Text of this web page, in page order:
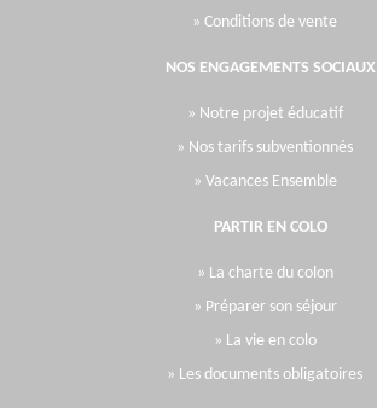
» Conditions de vente
NOS ENGAGEMENTS SOCIAUX
» Notre projet éducatif
» Nos tarifs subventionnés
» Vacances Ensemble
PARTIR EN COLO
» La charte du colon
» Préparer son séjour
» La vie en colo
» Les documents obligatoires